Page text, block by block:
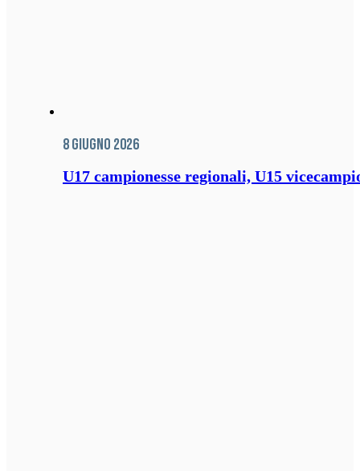
8 Giugno 2026
U17 campionesse regionali, U15